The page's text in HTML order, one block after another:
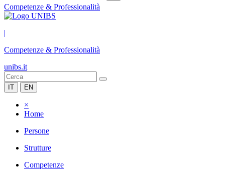
Competenze & Professionalità
|
Competenze & Professionalità
unibs.it
IT EN
×
Home
Persone
Strutture
Competenze